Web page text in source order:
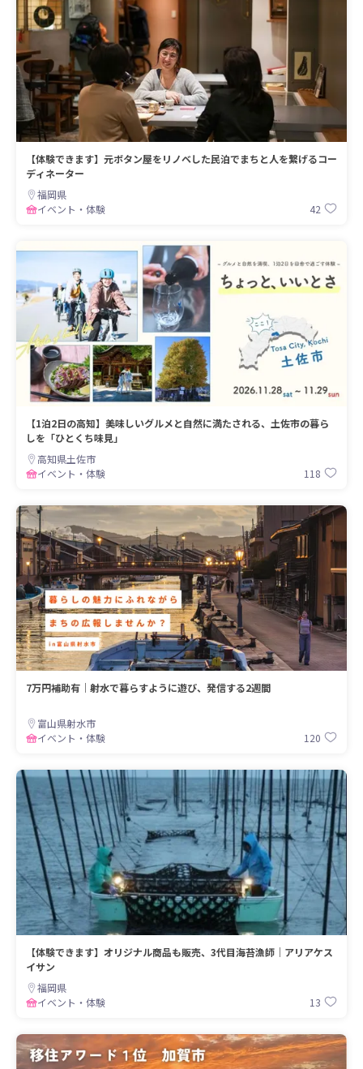
【体験できます】元ボタン屋をリノベした民泊でまちと人を繋げるコー
ディネーター
福岡県
イベント・体験
42
【1泊2日の高知】美味しいグルメと自然に満たされる、土佐市の暮ら
しを「ひとくち味見」
高知県土佐市
イベント・体験
118
7万円補助有｜射水で暮らすように遊び、発信する2週間
富山県射水市
イベント・体験
120
【体験できます】オリジナル商品も販売、3代目海苔漁師｜アリアケス
イサン
福岡県
イベント・体験
13